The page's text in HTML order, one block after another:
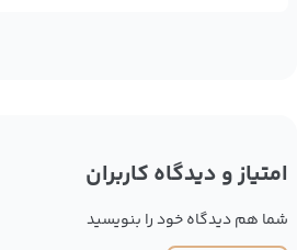
امتیاز و دیدگاه کاربران
شما هم دیدگاه خود را بنویسید